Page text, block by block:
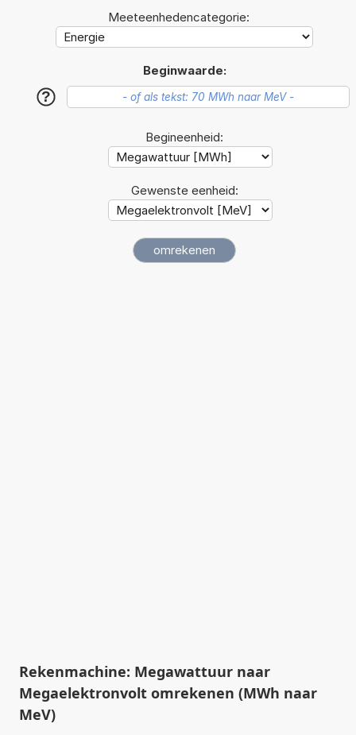
Meeteenhedencategorie:
Beginwaarde:
?
Begineenheid:
Gewenste eenheid:
Rekenmachine: Megawattuur naar
Megaelektronvolt omrekenen (MWh naar
MeV)